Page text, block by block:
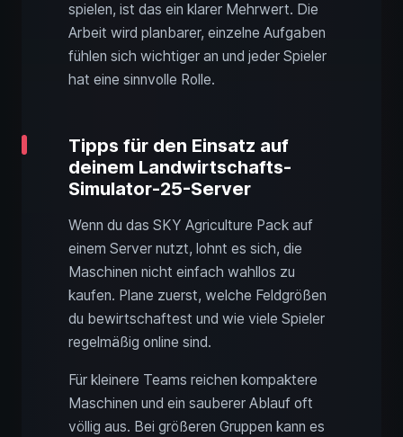
spielen, ist das ein klarer Mehrwert. Die
Arbeit wird planbarer, einzelne Aufgaben
fühlen sich wichtiger an und jeder Spieler
hat eine sinnvolle Rolle.
Tipps für den Einsatz auf
deinem Landwirtschafts-
Simulator-25-Server
Wenn du das SKY Agriculture Pack auf
einem Server nutzt, lohnt es sich, die
Maschinen nicht einfach wahllos zu
kaufen. Plane zuerst, welche Feldgrößen
du bewirtschaftest und wie viele Spieler
regelmäßig online sind.
Für kleinere Teams reichen kompaktere
Maschinen und ein sauberer Ablauf oft
völlig aus. Bei größeren Gruppen kann es